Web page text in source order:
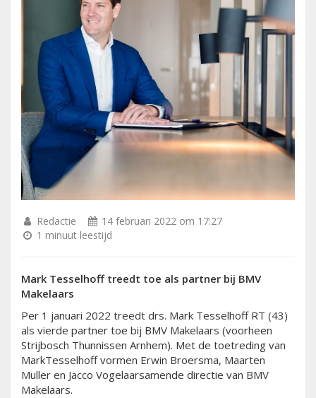
Redactie
14 februari 2022 om 17:27
1 minuut leestijd
Mark Tesselhoff treedt toe als partner bij BMV
Makelaars
Per 1 januari 2022 treedt drs. Mark Tesselhoff RT (43)
als vierde partner toe bij BMV Makelaars (voorheen
Strijbosch Thunnissen Arnhem). Met de toetreding van
MarkTesselhoff vormen Erwin Broersma, Maarten
Muller en Jacco Vogelaarsamende directie van BMV
Makelaars.